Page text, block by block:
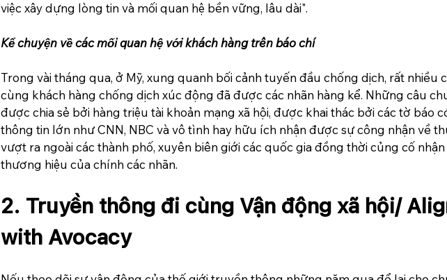
việc xây dựng lòng tin và mối quan hệ bền vững, lâu dài".
Kể chuyện về các mối quan hệ với khách hàng trên báo chí
Trong vài tháng qua, ở Mỹ, xung quanh bối cảnh tuyến đầu chống dịch, rất nhiều
cùng khách hàng chống dịch xúc động đã được các nhãn hàng kể. Những câu
được chia sẻ bởi hàng triệu tài khoản mạng xã hội, được khai thác bởi các tờ báo
thông tin lớn như CNN, NBC và vô tình hay hữu ích nhận được sự công nhận về
vượt ra ngoài các thành phố, xuyên biên giới các quốc gia đồng thời củng cố
thương hiệu của chính các nhãn.
2. Truyền thông đi cùng Vận động xã hội/
with Avocacy